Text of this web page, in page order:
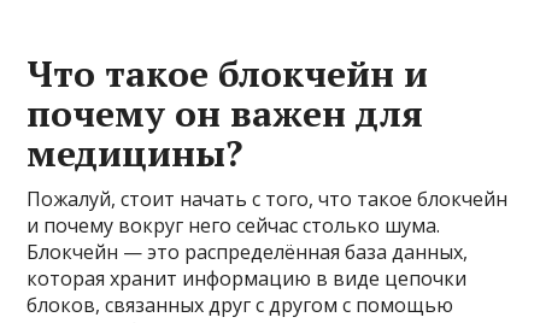
Что такое блокчейн и
почему он важен для
медицины?
Пожалуй, стоит начать с того, что такое блокчейн
и почему вокруг него сейчас столько шума.
Блокчейн — это распределённая база данных,
которая хранит информацию в виде цепочки
блоков, связанных друг с другом с помощью